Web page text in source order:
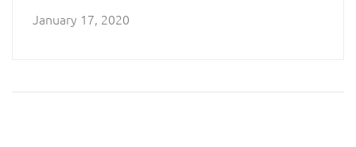
January 17, 2020